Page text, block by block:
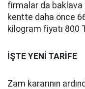
firmalar da baklava
kentte daha önce
kilogram fiyatı 800
İŞTE YENİ TARİFE
Zam kararının